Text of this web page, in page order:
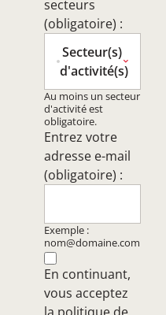
secteurs
(obligatoire) :
Secteur(s)
d'activité(s)
Au moins un secteur
d'activité est
obligatoire.
Entrez votre
adresse e-mail
(obligatoire) :
Exemple :
nom@domaine.com
En continuant,
vous acceptez
la politique de